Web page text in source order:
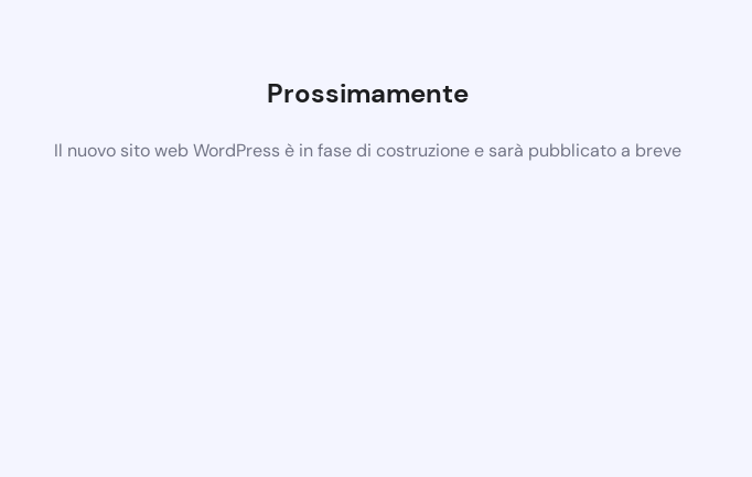
Prossimamente
Il nuovo sito web WordPress è in fase di costruzione e sarà pubblicato a breve